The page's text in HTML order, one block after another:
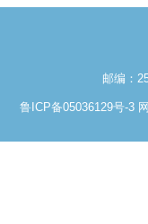
邮编：
鲁ICP备05036129号-3